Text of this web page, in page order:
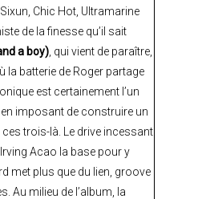
Chic Hot, Ultramarine
de la finesse qu’il sait
a boy) , qui vient de paraître,
batterie de Roger partage
est certainement l’un
imposant de construire un
trois-là. Le drive incessant
Acao la base pour y
met plus que du lien, groove
Au milieu de l’album, la